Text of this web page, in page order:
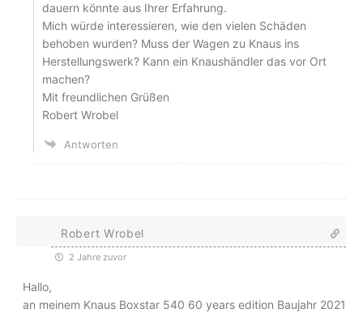
dauern könnte aus Ihrer Erfahrung.
Mich würde interessieren, wie den vielen Schäden
behoben wurden? Muss der Wagen zu Knaus ins
Herstellungswerk? Kann ein Knaushändler das vor Ort
machen?
Mit freundlichen Grüßen
Robert Wrobel
Antworten
Robert Wrobel
2 Jahre zuvor
Hallo,
an meinem Knaus Boxstar 540 60 years edition Baujahr 2021